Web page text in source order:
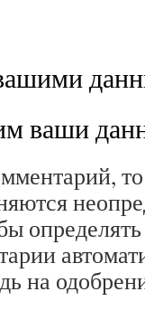
ваши
на